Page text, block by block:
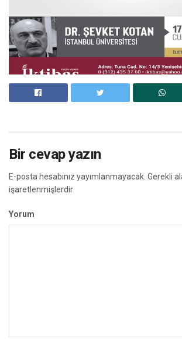
Bir cevap yazın
E-posta hesabınız yayımlanmayacak. Gerekli
işaretlenmişlerdir
Yorum